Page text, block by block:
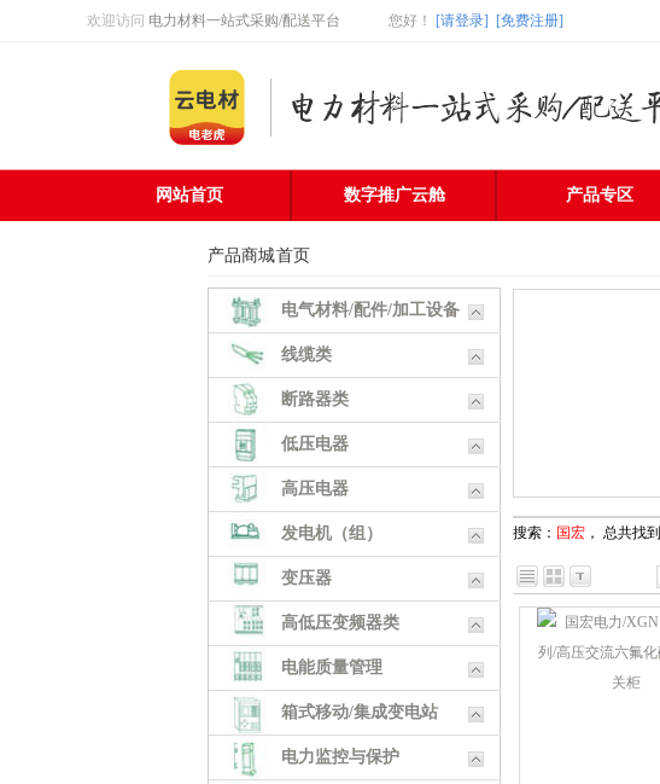
欢迎访问 电力材料一站式采购/配送平台 您好 ！ [请登录] [免费注册]
网站首页 数字推广云舱 产品专区
产品商城首页
电气材料/配件/加工设备
线缆类
断路器类
低压电器
高压电器
发电机（组）
变压器
高低压变频器类
电能质量管理
箱式移动/集成变电站
电力监控与保护
搜索： 国宏 ， 总共找到